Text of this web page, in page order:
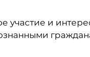
участие и